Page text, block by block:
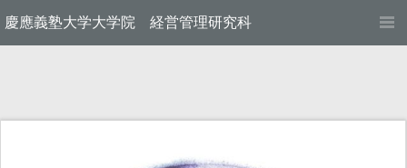
慶應義塾大学大学院 経営管理研究科